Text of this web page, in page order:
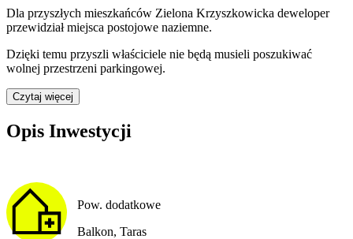
Dla przyszłych mieszkańców Zielona Krzyszkowicka deweloper
przewidziałmiejsca postojowe naziemne.
Dzięki temu przyszli właściciele nie będą musieli poszukiwać
wolnej przestrzeni parkingowej.
Czytaj więcej
Opis Inwestycji
Pow. dodatkowe
Balkon, Taras